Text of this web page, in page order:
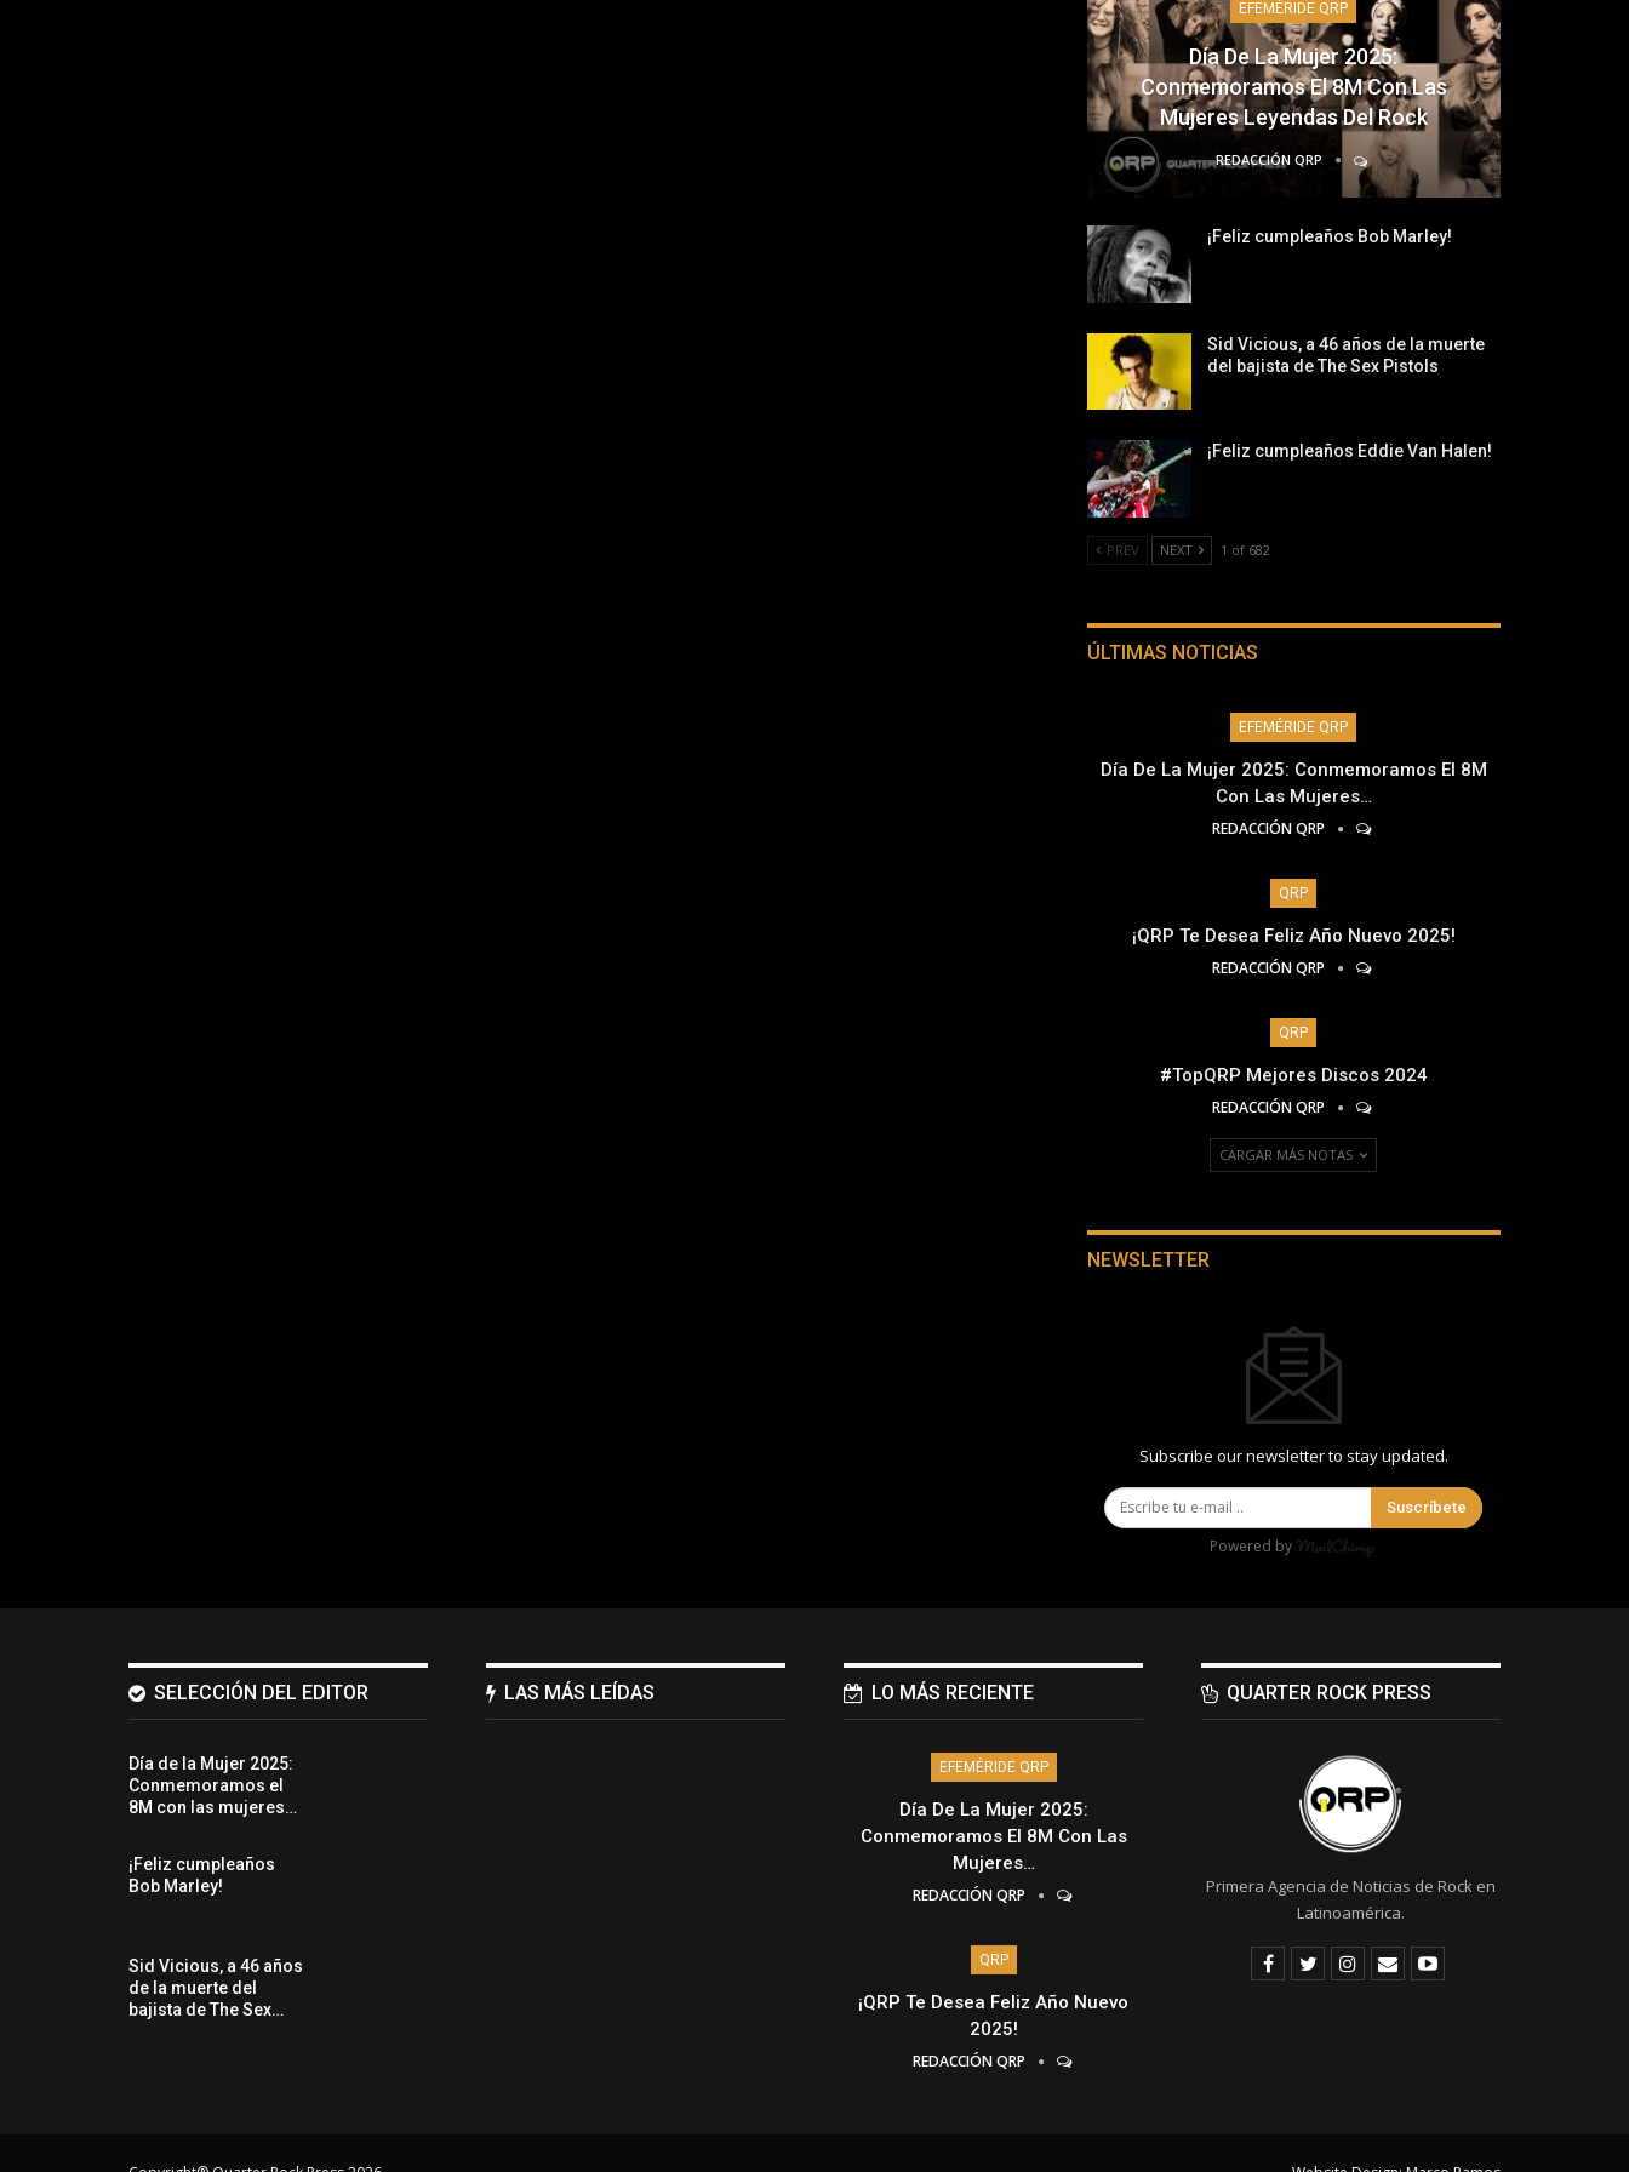
EFEMÉRIDE QRP
Día De La Mujer 2025:
Conmemoramos El 8M Con Las
Mujeres Leyendas Del Rock
REDACCIÓN QRP
¡Feliz cumpleaños Bob Marley!
Sid Vicious, a 46 años de la muerte
del bajista de The Sex Pistols
¡Feliz cumpleaños Eddie Van Halen!
PREV NEXT 1 of 682
ÚLTIMAS NOTICIAS
EFEMÉRIDE QRP
Día De La Mujer 2025: Conmemoramos El 8M
Con Las Mujeres…
REDACCIÓN QRP
QRP
¡QRP Te Desea Feliz Año Nuevo 2025!
REDACCIÓN QRP
QRP
#TopQRP Mejores Discos 2024
REDACCIÓN QRP
CARGAR MÁS NOTAS
NEWSLETTER
Subscribe our newsletter to stay updated.
Suscríbete
Powered by
SELECCIÓN DEL EDITOR
Día de la Mujer 2025:
Conmemoramos el
8M con las mujeres…
¡Feliz cumpleaños
Bob Marley!
Sid Vicious, a 46 años
de la muerte del
bajista de The Sex…
LAS MÁS LEÍDAS LO MÁS RECIENTE
EFEMÉRIDE QRP
Día De La Mujer 2025:
Conmemoramos El 8M Con Las
Mujeres…
REDACCIÓN QRP
QRP
¡QRP Te Desea Feliz Año Nuevo
2025!
REDACCIÓN QRP
QUARTER ROCK PRESS
Primera Agencia de Noticias de Rock en
Latinoamérica.